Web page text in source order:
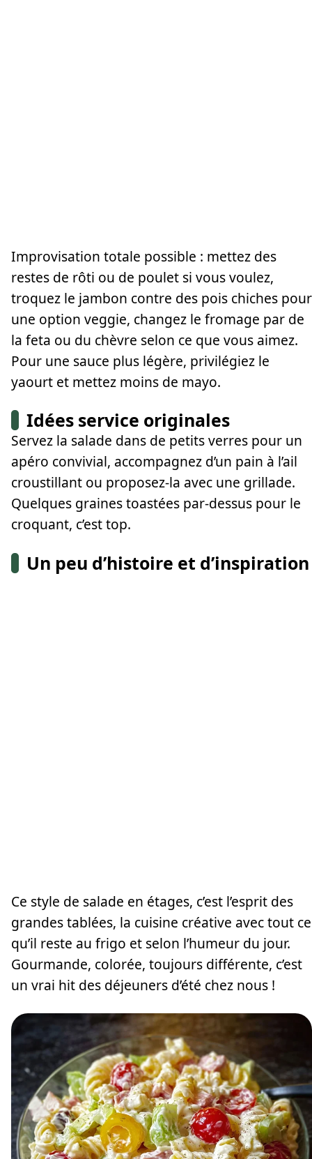
Improvisation totale possible : mettez des
restes de rôti ou de poulet si vous voulez,
troquez le jambon contre des pois chiches pour
une option veggie, changez le fromage par de
la feta ou du chèvre selon ce que vous aimez.
Pour une sauce plus légère, privilégiez le
yaourt et mettez moins de mayo.
Idées service originales
Servez la salade dans de petits verres pour un
apéro convivial, accompagnez d’un pain à l’ail
croustillant ou proposez-la avec une grillade.
Quelques graines toastées par-dessus pour le
croquant, c’est top.
Un peu d’histoire et d’inspiration
Ce style de salade en étages, c’est l’esprit des
grandes tablées, la cuisine créative avec tout ce
qu’il reste au frigo et selon l’humeur du jour.
Gourmande, colorée, toujours différente, c’est
un vrai hit des déjeuners d’été chez nous !